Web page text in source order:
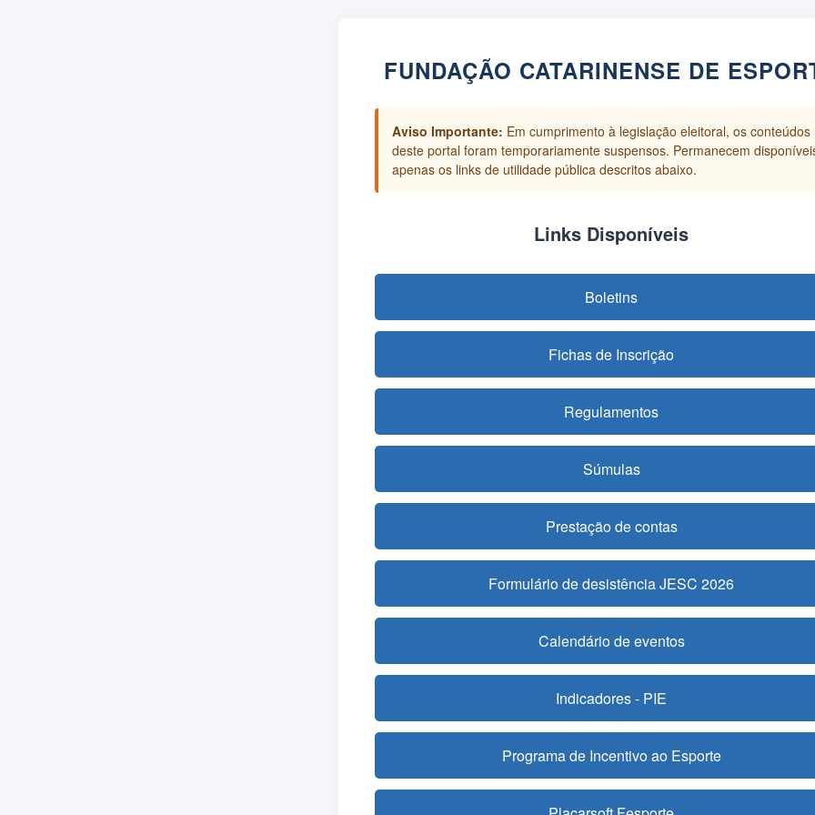
FUNDAÇÃO CATARINENSE DE
Aviso Importante: Em cumprimento à legislação eleitoral, os conteúdos
deste portal foram temporariamente suspensos. Permanecem
apenas os links de utilidade pública descritos abaixo.
Links Disponíveis
Boletins
Fichas de Inscrição
Regulamentos
Súmulas
Prestação de contas
Formulário de desistência JESC 2026
Calendário de eventos
Indicadores - PIE
Programa de Incentivo ao Esporte